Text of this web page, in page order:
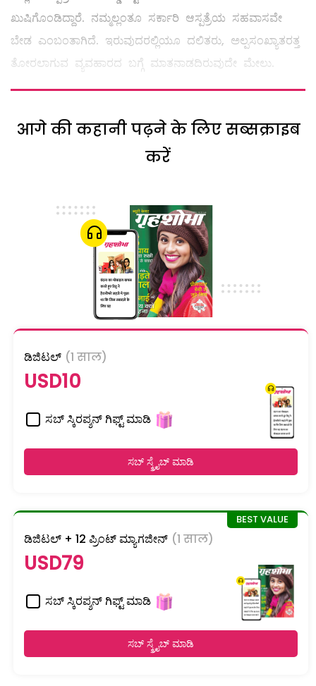
ಖುಷಿಗೊಂಡಿದ್ದಾರೆ. ನಮ್ಮಲ್ಲಂತೂ ಸರ್ಕಾರಿ ಆಸ್ಪತ್ರೆಯ ಸಹವಾಸವೇ
ಬೇಡ ಎಂಬಂತಾಗಿದೆ. ಇರುವುದರಲ್ಲಿಯೂ ದಲಿತರು, ಅಲ್ಪಸಂಖ್ಯಾತರತ್ತ
ತೋರಲಾಗುವ ವ್ಯವಹಾರದ ಬಗ್ಗೆ ಮಾತನಾಡದಿರುವುದೇ ಮೇಲು.
आगे की कहानी पढ़ने के लिए सब्सक्राइब
करें
ಡಿಜಿಟಲ್ (1 साल)
USD10
ಸಬ್ ಸ್ಕಿರಪ್ಶನ್ ಗಿಫ್ಟ್ ಮಾಡಿ
ಸಬ್ ಸ್ಕ್ರೈಬ್ ಮಾಡಿ
ಡಿಜಿಟಲ್ + 12 ಪ್ರಿಂಟ್ ಮ್ಯಾಗಜೀನ್ (1 साल)
USD79
ಸಬ್ ಸ್ಕಿರಪ್ಶನ್ ಗಿಫ್ಟ್ ಮಾಡಿ
ಸಬ್ ಸ್ಕ್ರೈಬ್ ಮಾಡಿ